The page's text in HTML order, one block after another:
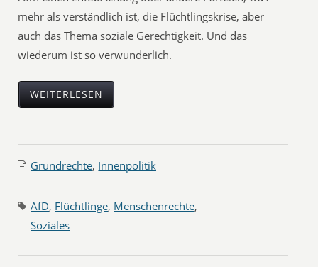
mehr als verständlich ist, die Flüchtlingskrise, aber
auch das Thema soziale Gerechtigkeit. Und das
wiederum ist so verwunderlich.
WEITERLESEN
Grundrechte, Innenpolitik
AfD, Flüchtlinge, Menschenrechte,
Soziales